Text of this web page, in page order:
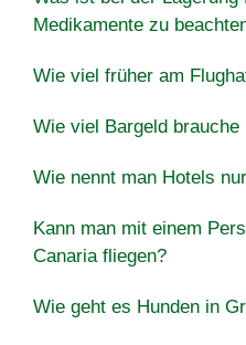
Medikamente zu
Wie viel früher am
Wie viel Bargeld brauche
Wie nennt man Hotels
Kann man mit einem
Canaria fliegen?
Wie geht es Hunden in